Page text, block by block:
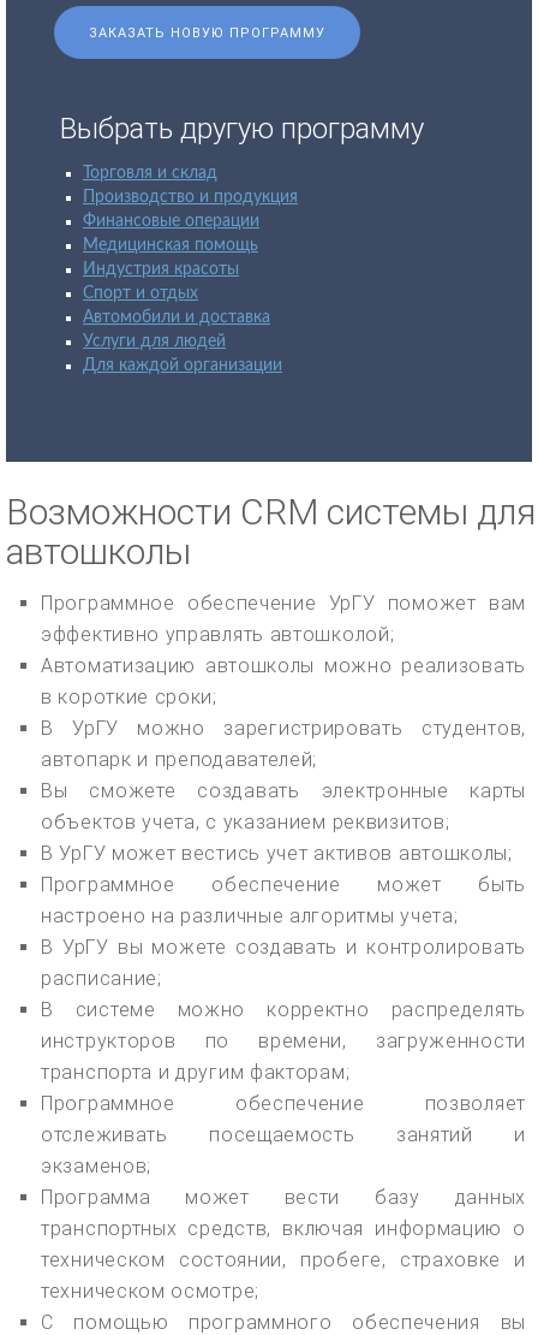
ЗАКАЗАТЬ НОВУЮ ПРОГРАММУ
Выбрать другую программу
Торговля и склад
Производство и продукция
Финансовые операции
Медицинская помощь
Индустрия красоты
Спорт и отдых
Автомобили и доставка
Услуги для людей
Для каждой организации
Возможности CRM системы для
автошколы
Программное обеспечение УрГУ поможет вам
эффективно управлять автошколой;
Автоматизацию автошколы можно реализовать
в короткие сроки;
В УрГУ можно зарегистрировать студентов,
автопарк и преподавателей;
Вы сможете создавать электронные карты
объектов учета, с указанием реквизитов;
В УрГУ может вестись учет активов автошколы;
Программное обеспечение может быть
настроено на различные алгоритмы учета;
В УрГУ вы можете создавать и контролировать
расписание;
В системе можно корректно распределять
инструкторов по времени, загруженности
транспорта и другим факторам;
Программное обеспечение позволяет
отслеживать посещаемость занятий и
экзаменов;
Программа может вести базу данных
транспортных средств, включая информацию о
техническом состоянии, пробеге, страховке и
техническом осмотре;
С помощью программного обеспечения вы